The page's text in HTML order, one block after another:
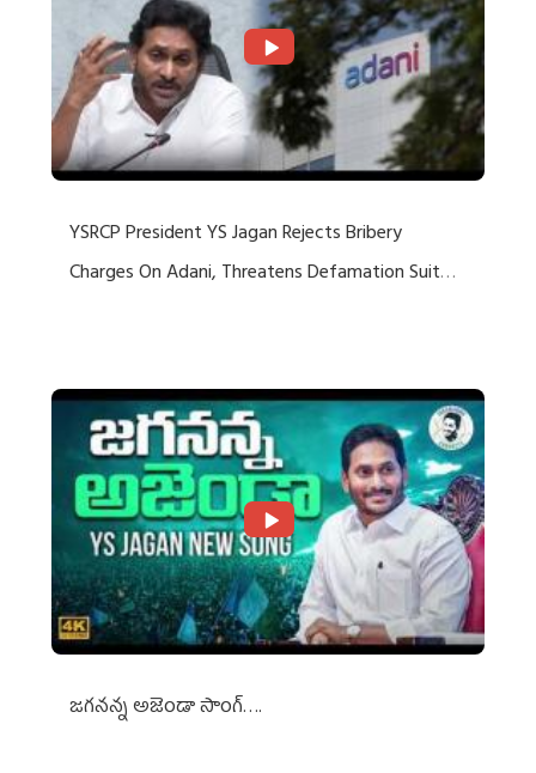
YSRCP President YS Jagan Rejects Bribery
Charges On Adani, Threatens Defamation Suit
జగనన్న అజెండా సాంగ్….